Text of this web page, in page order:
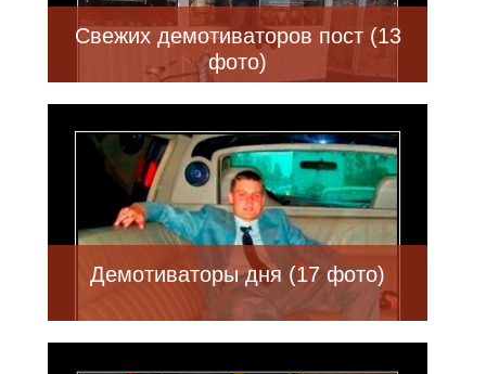
Свежих демотиваторов пост (13
фото)
Демотиваторы дня (17 фото)